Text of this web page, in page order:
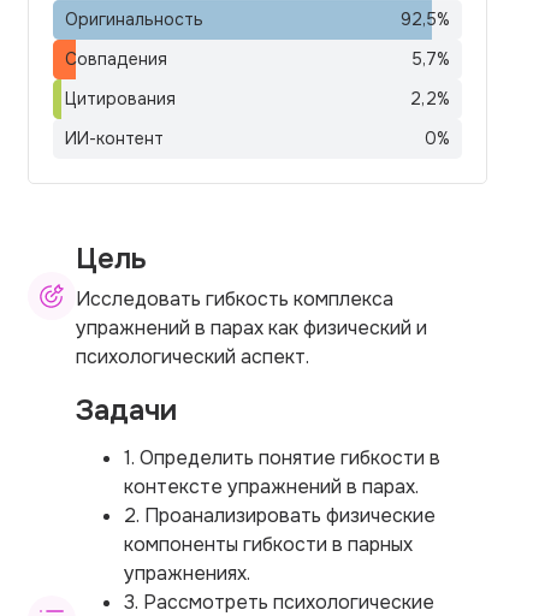
Оригинальность 92,5%
Совпадения
5,7%
Цитирования
2,2%
ИИ-контент
0%
Цель
Исследовать гибкость комплекса
упражнений в парах как физический и
психологический аспект.
Задачи
1. Определить понятие гибкости в
контексте упражнений в парах.
2. Проанализировать физические
компоненты гибкости в парных
упражнениях.
3. Рассмотреть психологические